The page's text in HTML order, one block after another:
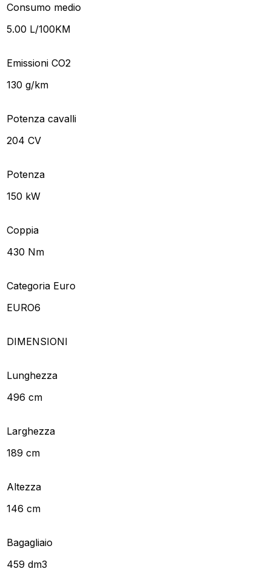
Consumo medio
5.00 L/100KM
Emissioni CO2
130 g/km
Potenza cavalli
204 CV
Potenza
150 kW
Coppia
430 Nm
Categoria Euro
EURO6
DIMENSIONI
Lunghezza
496 cm
Larghezza
189 cm
Altezza
146 cm
Bagagliaio
459 dm3